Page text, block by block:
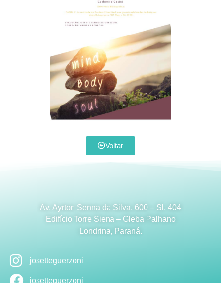
Voltar
Av. Ayrton Senna da Silva, 600 – Sl . 404
Edifício Torre Siena – Gleba Palhano
Londrina, Paraná.
josetteguerzoni
josetteguerzoni